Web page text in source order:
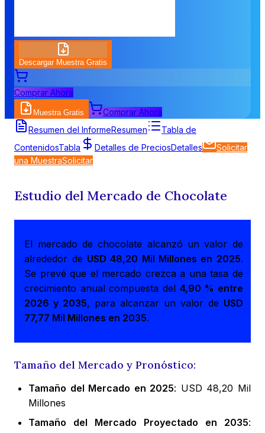
Descargar Muestra Gratis
Comprar Ahora
Muestra Gratis
Comprar Ahora
Resumen del InformeResumen
Tabla de
ContenidosTabla Detalles de PreciosDetalles
Solicitar
una MuestraSolicitar
Estudio del Mercado de Chocolate
El mercado de chocolate alcanzó un valor de
alrededor de USD 48,20 Mil Millones en 2025.
Se prevé que el mercado crezca a una tasa de
crecimiento anual compuesta del 4,90 % entre
2026 y 2035, para alcanzar un valor de USD
77,77 Mil Millones en 2035.
Tamaño del Mercado y Pronóstico:
Tamaño del Mercado en 2025: USD 48,20 Mil
Millones
Tamaño del Mercado Proyectado en 2035: